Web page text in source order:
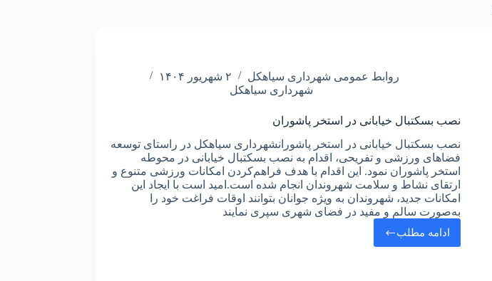
روابط عمومی شهرداری سیاهکل
۲ شهریور ۱۴۰۴
شهرداری سیاهکل
نصب بسکتبال خیابانی در استخر پاشوران
نصب بسکتبال خیابانی در استخر پاشورانشهرداری سیاهکل در راستای توسعه
فضاهای ورزشی و تفریحی، اقدام به نصب بسکتبال خیابانی در محوطه
استخر پاشوران نمود. این اقدام با هدف فراهم‌کردن امکانات ورزشی متنوع و
ارتقای نشاط و سلامت شهروندان انجام شده است.امید است با ایجاد این
امکانات جدید، شهروندان به ویژه جوانان بتوانند اوقات فراغت خود را
به‌صورت سالم و مفید در فضای شهری سپری نمایند
ادامه مطلب